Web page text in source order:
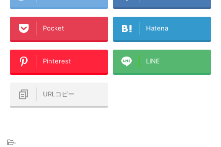
Pocket Hatena
Pinterest LINE
URLコピー
-